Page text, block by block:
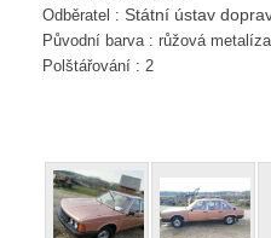
Odběratel : Státní ústav
Původní barva : růžová metalíza
Polštářování : 2